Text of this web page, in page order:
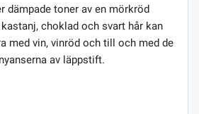
dämpade toner av en mörkröd
choklad och svart hår kan
med vin, vinröd och till och med de
av läppstift.